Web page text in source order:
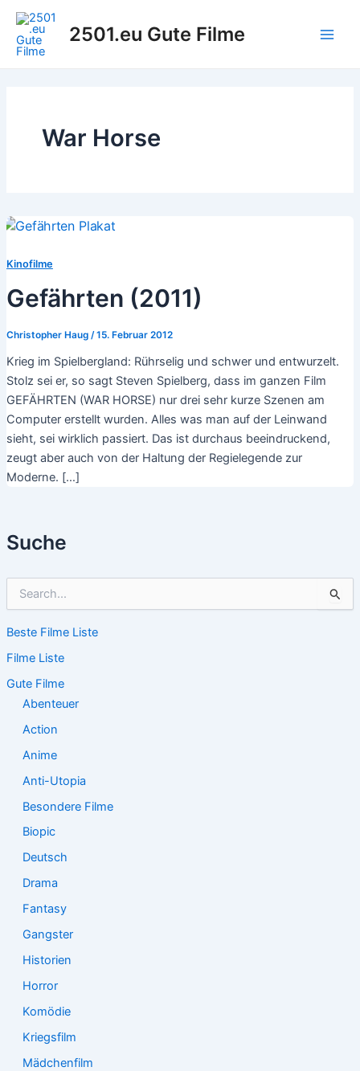
Zum
Inhalt
springen
2501.eu Gute Filme
Suche
h
n
n
Beste Filme Liste
Filme Liste
Gute Filme
Abenteuer
Action
Anime
Anti-Utopia
Besondere Filme
Biopic
Deutsch
Drama
Fantasy
Gangster
Historien
Horror
Komödie
Kriegsfilm
Mädchenfilm
War Horse
Kinofilme
Gefährten (2011)
Christopher Haug /15. Februar 2012
Krieg im Spielbergland: Rührselig und schwer und entwurzelt.
Stolz sei er, so sagt Steven Spielberg, dass im ganzen Film
GEFÄHRTEN (WAR HORSE) nur drei sehr kurze Szenen am
Computer erstellt wurden. Alles was man auf der Leinwand
sieht, sei wirklich passiert. Das ist durchaus beeindruckend,
zeugt aber auch von der Haltung der Regielegende zur
Moderne. […]